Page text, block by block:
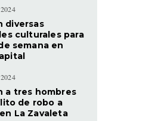
diversas
culturales para
semana en
a tres hombres
de robo a
La Zavaleta